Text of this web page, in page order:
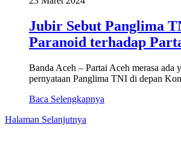
Jubir Sebut Panglima
Paranoid terhadap
Banda Aceh – Partai Aceh merasa ada
pernyataan Panglima TNI di depan
Baca Selengkapnya
Halaman Selanjutnya